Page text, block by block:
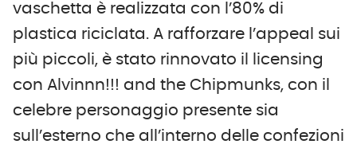
vaschetta è realizzata con l’80% di
plastica riciclata. A rafforzare l’appeal sui
più piccoli, è stato rinnovato il licensing
con Alvinnn!!! and the Chipmunks, con il
celebre personaggio presente sia
sull’esterno che all’interno delle confezioni